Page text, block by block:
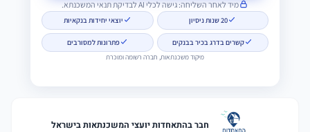
מיד לאחר השליחה: גישה לכלי AI לבדיקת תנאי המשכנתא.
20 שנות ניסיון יוצאי יחידות בנקאיות
קשרים בדרג בכיר בבנקים פתרונות למסורבים
מיקוד משכנתאות, חברה רשומה ומוכרת
חבר בהתאחדות יועצי המשכנתאות בישראל